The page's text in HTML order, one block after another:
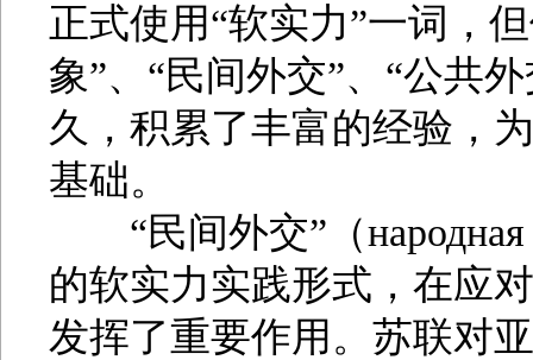
正式使用“软实力”一词，
象”、“民间外交”、“公共
久，积累了丰富的经验，
基础。
“民间外交”（народная
的软实力实践形式，在应
发挥了重要作用。苏联对